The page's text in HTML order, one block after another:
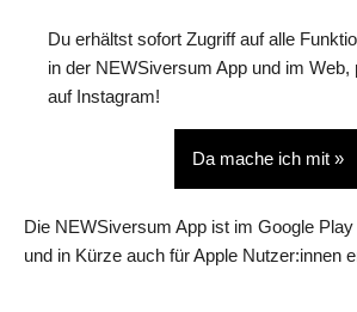
Du erhältst sofort Zugriff auf alle
in der NEWSiversum App und im Web,
auf Instagram!
Da mache ich mit »
Die NEWSiversum App ist im Google
und in Kürze auch für Apple Nutzer:innen